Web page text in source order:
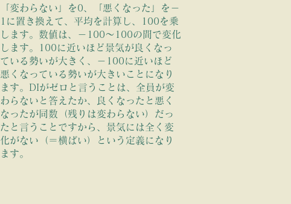
「変わらない」を0、「悪くなった」を－
1に置き換えて、平均を計算し、100を乗
します。数値は、－100～100の間で変化
します。100に近いほど景気が良くなっ
ている勢いが大きく、－100に近いほど
悪くなっている勢いが大きいことになり
ます。DIがゼロと言うことは、全員が変
わらないと答えたか、良くなったと悪く
なったが同数（残りは変わらない）だっ
たと言うことですから、景気には全く変
化がない（＝横ばい）という定義になり
ます。